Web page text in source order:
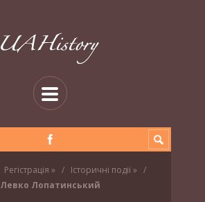
Регістрація » Історичні події»
Левко Лопатинський